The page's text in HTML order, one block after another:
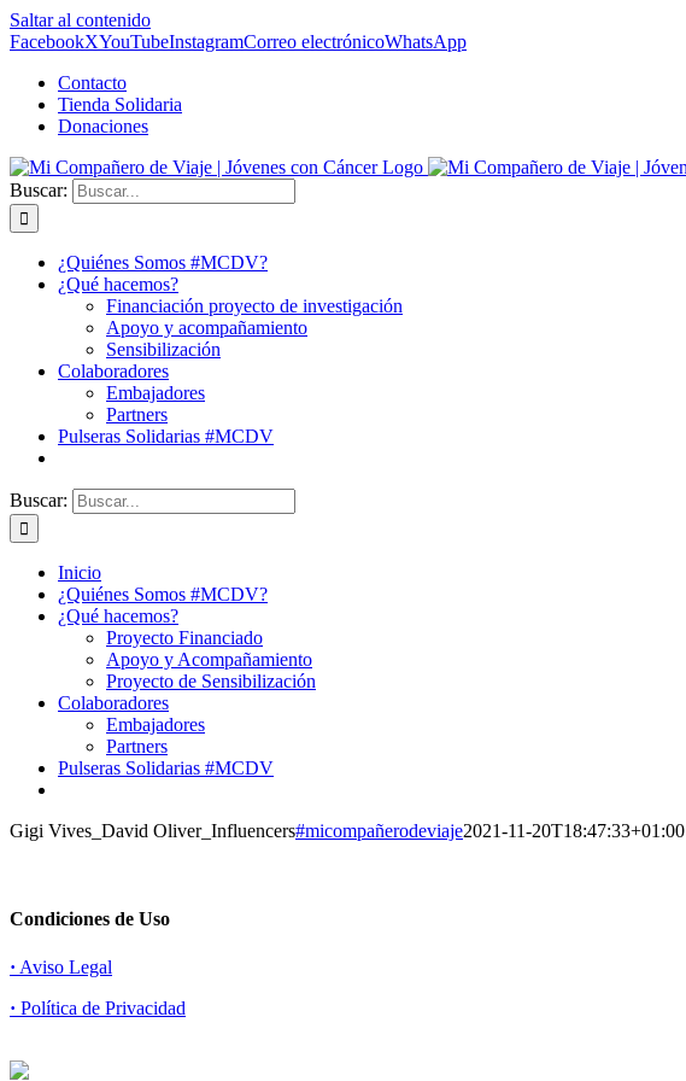
Saltar al contenido
FacebookXYouTubeInstagramCorreo electrónicoWhatsApp
Contacto
Tienda Solidaria
Donaciones
Buscar:
¿Quiénes Somos #MCDV?
¿Qué hacemos?
Financiación proyecto de investigación
Apoyo y acompañamiento
Sensibilización
Colaboradores
Embajadores
Partners
Pulseras Solidarias #MCDV
Buscar:
Inicio
¿Quiénes Somos #MCDV?
¿Qué hacemos?
Proyecto Financiado
Apoyo y Acompañamiento
Proyecto de Sensibilización
Colaboradores
Embajadores
Partners
Pulseras Solidarias #MCDV
Gigi Vives_David Oliver_Influencers#micompañerodeviaje2021-11-20T18:47:33+01:00
Condiciones de Uso
· Aviso Legal
· Política de Privacidad